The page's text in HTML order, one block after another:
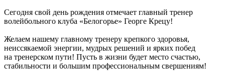
Сегодня свой день рождения отмечает главный тренер
волейбольного клуба «Белогорье» Георге Крецу!
Желаем нашему главному тренеру крепкого здоровья,
неиссякаемой энергии, мудрых решений и ярких побед
на тренерском пути! Пусть в жизни будет место счастью,
стабильности и большим профессиональным свершениям!